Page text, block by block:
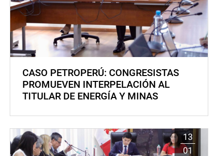
CASO PETROPERÚ: CONGRESISTAS
PROMUEVEN INTERPELACIÓN AL
TITULAR DE ENERGÍA Y MINAS
13
01